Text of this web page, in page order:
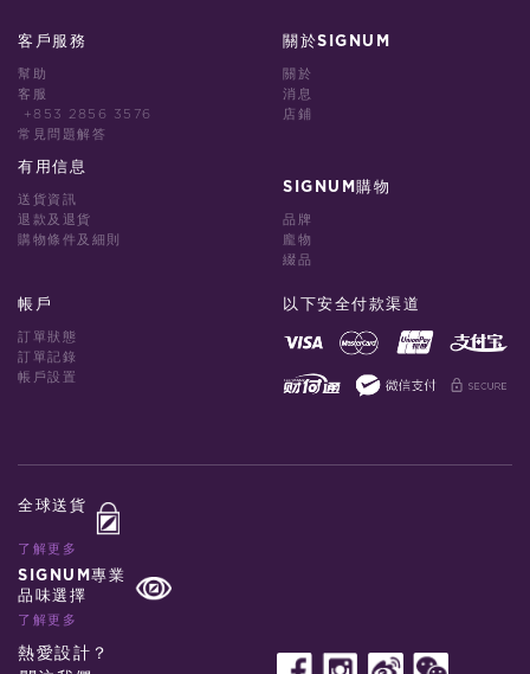
客戶服務
幫助
客服
+853 2856 3576
常見問題解答
有用信息
送貨資訊
退款及退貨
購物條件及細則
關於SIGNUM
關於
消息
店鋪
SIGNUM購物
品牌
龐物
綴品
帳戶
訂單狀態
訂單記錄
帳戶設置
以下安全付款渠道
全球送貨
了解更多
SIGNUM專業
品味選擇
了解更多
熱愛設計？